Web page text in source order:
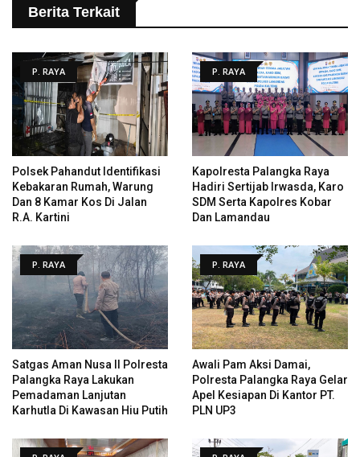
Berita Terkait
P. RAYA
Polsek Pahandut Identifikasi
Kebakaran Rumah, Warung
Dan 8 Kamar Kos Di Jalan
R.A. Kartini
P. RAYA
Kapolresta Palangka Raya
Hadiri Sertijab Irwasda, Karo
SDM Serta Kapolres Kobar
Dan Lamandau
P. RAYA
Satgas Aman Nusa II Polresta
Palangka Raya Lakukan
Pemadaman Lanjutan
Karhutla Di Kawasan Hiu Putih
P. RAYA
Awali Pam Aksi Damai,
Polresta Palangka Raya Gelar
Apel Kesiapan Di Kantor PT.
PLN UP3